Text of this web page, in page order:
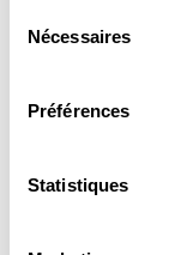
tout moment en
cookies ou en
Si vous le
Identifier
Nécessaires
Préférences
Statistiques
Cet article
"Petite